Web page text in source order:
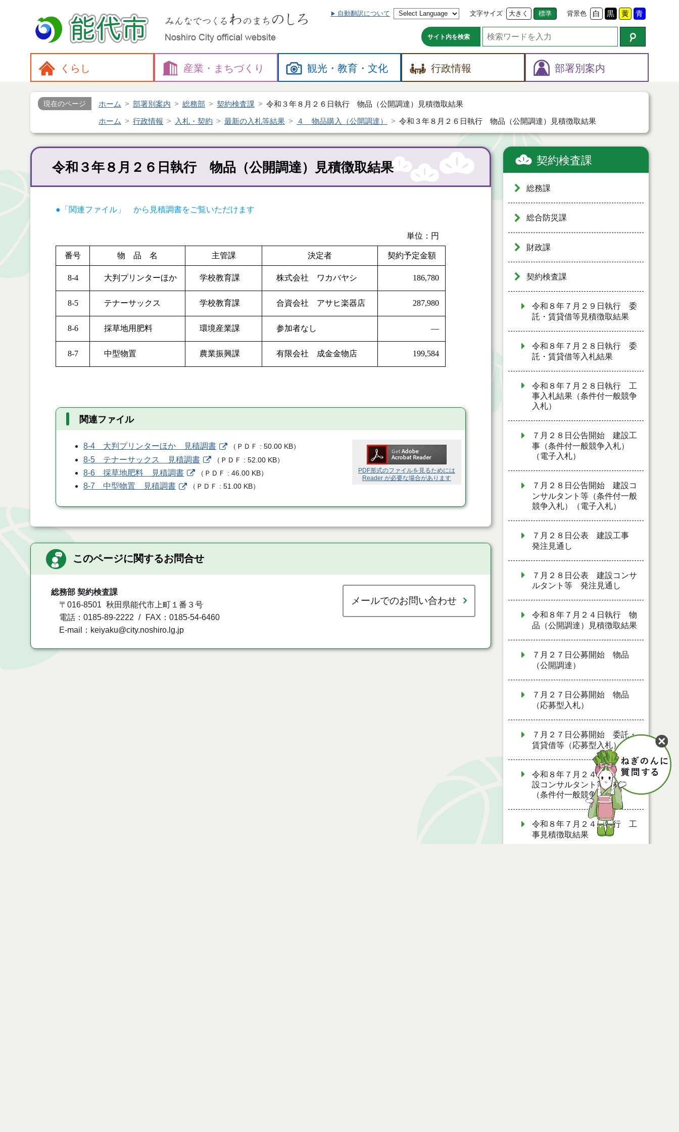
自動翻訳について 文字サイズ 大きく 標準 背景色 白 黒 黄 青
サイト内を検索
くらし 産業・ まちづくり 観光・教育・文化 行政情報 部署別案内
現在のページ ホーム 部署別案内 総務部 契約検査課 令和３年８月２６日執行 物品（公開調達）見積徴取結果
ホーム 行政情報 入札・契約 最新の入札等結果 ４ 物品購入（公開調達） 令和３年８月２６日執行 物品（公開調達）見積徴取結果
令和３年８月２６日執行 物品（公開調達）見積徴取結果
●「関連ファイル」 から見積調書をご覧いただけます
単位：円
番号 物 品 名 主管課 決定者 契約予定金額
8-4 大判プリンターほか 学校教育課 株式会社 ワカバヤシ 186,780
8-5 テナーサックス 学校教育課 合資会社 アサヒ楽器店 287,980
8-6 採草地用肥料 環境産業課 参加者なし ―
8-7 中型物置 農業振興課 有限会社 成金金物店 199,584
関連ファイル
PDF形式のファイルを見るためには
Reader が必要な場合があります
8-4 大判プリンターほか 見積調書 （ ＰＤＦ 50.00 KB）
8-5 テナーサックス 見積調書 （ ＰＤＦ 52.00 KB）
8-6 採草地肥料 見積調書 （ ＰＤＦ 46.00 KB）
8-7 中型物置 見積調書 （ ＰＤＦ 51.00 KB）
このページに関するお問合せ
総務部 契約検査課
〒016-8501
秋田県能代市上町１番３号
電話：0185-89-2222
FAX：0185-54-6460
E-mail：keiyaku@city.noshiro.lg.jp
メールでのお問い合わせ
契約検査課
総務課
総合防災課
財政課
契約検査課
令和８年７月２９日執行 委
託・賃貸借等見積徴取結果
令和８年７月２８日執行 委
託・賃貸借等入札結果
令和８年７月２８日執行 工
事入札結果（条件付一般競争
入札）
７月２８日公告開始 建設工
事（条件付一般競争入札）
（電子入札）
７月２８日公告開始 建設コ
ンサルタント等（条件付一般
競争入札）（電子入札）
７月２８日公表 建設工事
発注見通し
７月２８日公表 建設コンサ
ルタント等 発注見通し
令和８年７月２４日執行 物
品（公開調達）見積徴取結果
７月２７日公募開始 物品
（公開調達）
７月２７日公募開始 物品
（応募型入札）
７月２７日公募開始 委託・
賃貸借等（応募型入札）
令和８年７月２４日執行 建
設コンサルタント等入札結果
（条件付一般競争入札）
令和８年７月２４日執行 工
事見積徴取結果